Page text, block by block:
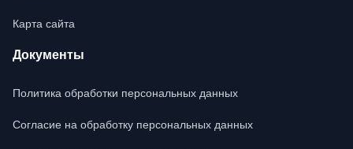
Карта сайта
Документы
Политика обработки персональных данных
Согласие на обработку персональных данных